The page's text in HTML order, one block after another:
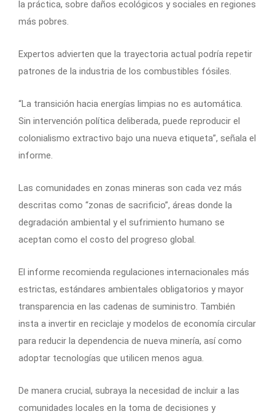
la práctica, sobre daños ecológicos y sociales en regiones
más pobres.
Expertos advierten que la trayectoria actual podría repetir
patrones de la industria de los combustibles fósiles.
“La transición hacia energías limpias no es automática.
Sin intervención política deliberada, puede reproducir el
colonialismo extractivo bajo una nueva etiqueta”, señala el
informe.
Las comunidades en zonas mineras son cada vez más
descritas como “zonas de sacrificio”, áreas donde la
degradación ambiental y el sufrimiento humano se
aceptan como el costo del progreso global.
El informe recomienda regulaciones internacionales más
estrictas, estándares ambientales obligatorios y mayor
transparencia en las cadenas de suministro. También
insta a invertir en reciclaje y modelos de economía circular
para reducir la dependencia de nueva minería, así como
adoptar tecnologías que utilicen menos agua.
De manera crucial, subraya la necesidad de incluir a las
comunidades locales en la toma de decisiones y